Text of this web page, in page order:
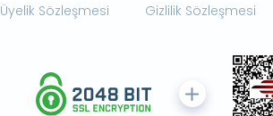
Üyelik Sözleşmesi Gizlilik Sözleşmesi